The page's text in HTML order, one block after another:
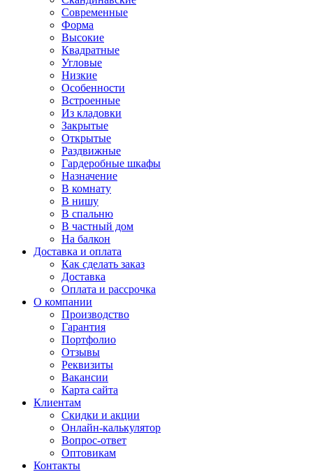
Современные
Форма
Высокие
Квадратные
Угловые
Низкие
Особенности
Встроенные
Из кладовки
Закрытые
Открытые
Раздвижные
Гардеробные шкафы
Назначение
В комнату
В нишу
В спальню
В частный дом
На балкон
Доставка и оплата
Как сделать заказ
Доставка
Оплата и рассрочка
О компании
Производство
Гарантия
Портфолио
Отзывы
Реквизиты
Вакансии
Карта сайта
Клиентам
Скидки и акции
Онлайн-калькулятор
Вопрос-ответ
Оптовикам
Контакты